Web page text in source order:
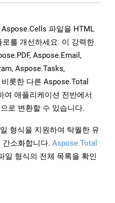
파일을 HTML
를 개선하세요. 이 강력한
Aspose.Email,
Aspose.Tasks,
롯한 다른 Aspose.Total
여 애플리케이션 전반에서
로 변환할 수 있습니다.
형식을 지원하여 탁월한 유
소화합니다. Aspose.Total
일 형식의 전체 목록을 확인